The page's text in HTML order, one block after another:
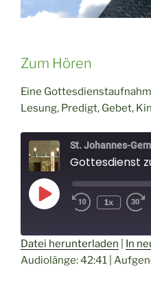
Zum Hören
Eine
Lesung, Predigt, Gebet,
St. Johannes-
Play
Episode
1x
TEILEN
Datei herunterladen In
Audiolänge: 42:41